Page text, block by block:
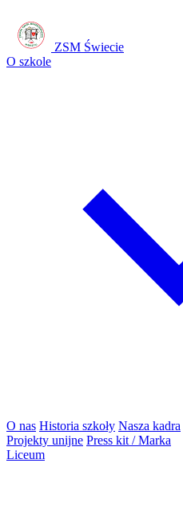
ZSM Świecie
O szkole
O nas Historia szkoły Nasza kadra
Projekty unijne Press kit / Marka
Liceum